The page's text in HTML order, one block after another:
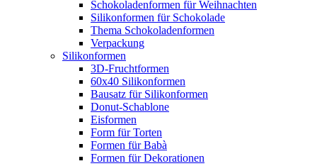
Schokoladenformen für Weihnachten
Silikonformen für Schokolade
Thema Schokoladenformen
Verpackung
Silikonformen
3D-Fruchtformen
60x40 Silikonformen
Bausatz für Silikonformen
Donut-Schablone
Eisformen
Form für Torten
Formen für Babà
Formen für Dekorationen